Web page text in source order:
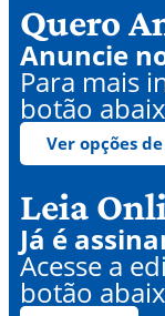
Quero
Anuncie
Para mais
botão
Ver opções
Leia
Já é
Acesse a
botão